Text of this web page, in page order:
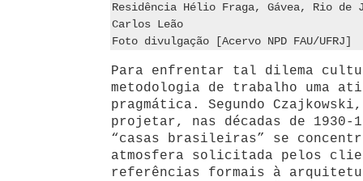
Residência Hélio Fraga, Gávea, Rio
Carlos Leão
Foto divulgação [Acervo NPD FAU/UFRJ]
Para enfrentar tal dilema
metodologia de trabalho uma
pragmática. Segundo
projetar, nas décadas de 1930-
“casas brasileiras” se
atmosfera solicitada pelos
referências formais à